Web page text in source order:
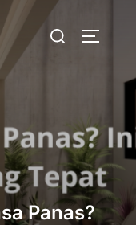
Search
Panas?